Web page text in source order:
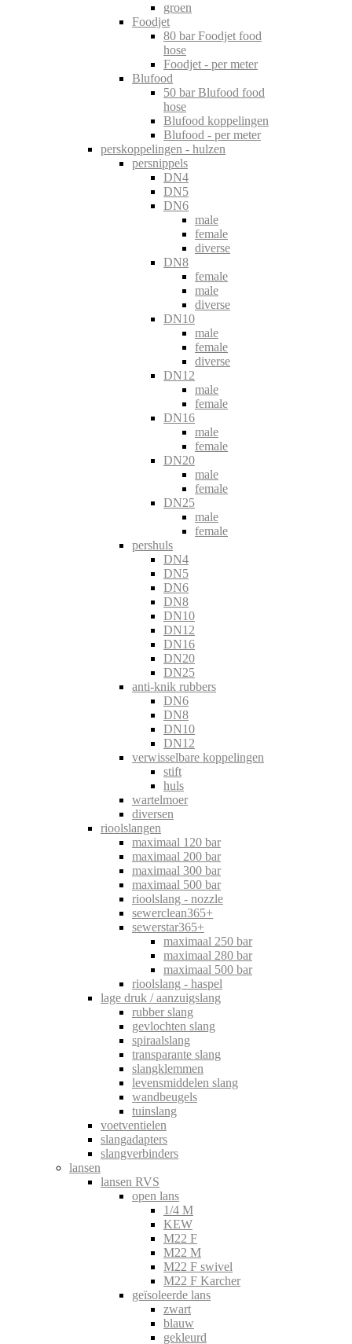
groen
Foodjet
80 bar Foodjet food
hose
Foodjet - per meter
Blufood
50 bar Blufood food
hose
Blufood koppelingen
Blufood - per meter
perskoppelingen - hulzen
persnippels
DN4
DN5
DN6
male
female
diverse
DN8
female
male
diverse
DN10
male
female
diverse
DN12
male
female
DN16
male
female
DN20
male
female
DN25
male
female
pershuls
DN4
DN5
DN6
DN8
DN10
DN12
DN16
DN20
DN25
anti-knik rubbers
DN6
DN8
DN10
DN12
verwisselbare koppelingen
stift
huls
wartelmoer
diversen
rioolslangen
maximaal 120 bar
maximaal 200 bar
maximaal 300 bar
maximaal 500 bar
rioolslang - nozzle
sewerclean365+
sewerstar365+
maximaal 250 bar
maximaal 280 bar
maximaal 500 bar
rioolslang - haspel
lage druk / aanzuigslang
rubber slang
gevlochten slang
spiraalslang
transparante slang
slangklemmen
levensmiddelen slang
wandbeugels
tuinslang
voetventielen
slangadapters
slangverbinders
lansen
lansen RVS
open lans
1/4 M
KEW
M22 F
M22 M
M22 F swivel
M22 F Karcher
geïsoleerde lans
zwart
blauw
gekleurd